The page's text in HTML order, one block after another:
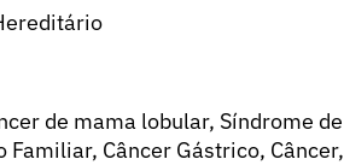
de mama lobular, Síndrome de
Câncer Gástrico, Câncer,